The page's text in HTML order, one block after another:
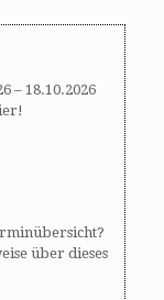
– 18.10.2026
über dieses